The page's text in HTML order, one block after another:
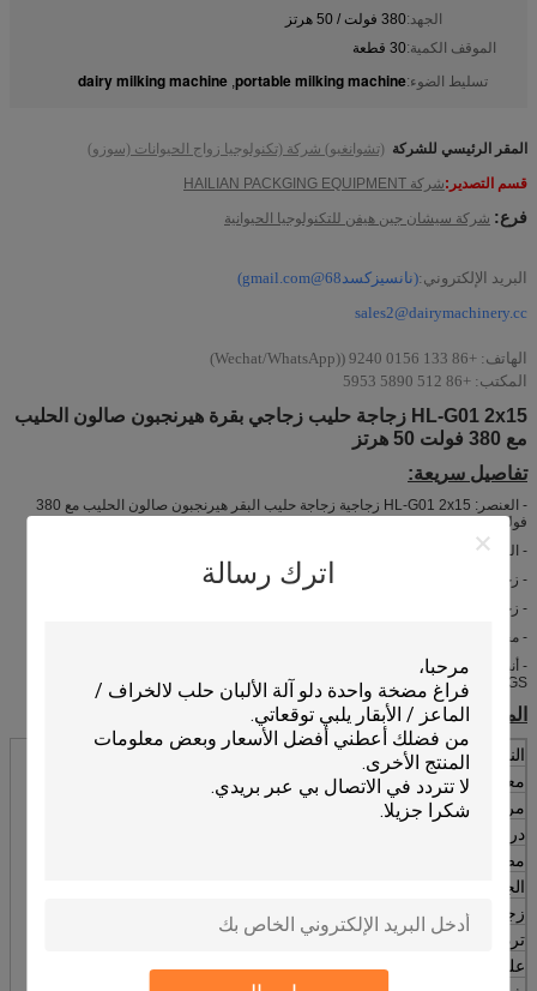
اترك رسالة
الجهد:380 فولت / 50 هرتز
الموقف الكمية:30 قطعة
تسليط الضوء:portable milking machine
,
dairy milking machine
المقر الرئيسي للشركة (تشوانغبو) شركة (تكنولوجيا زواج الحيوانات (سوزو)
قسم التصدير:شركة HAILIAN PACKGING EQUIPMENT
فرع: شركة سيشان جين هيفن للتكنولوجيا الحيوانية
البريد الإلكتروني:(نانسيزكسد68@gmail.com)
sales2@dairymachinery.cc
الهاتف: +86 133 0156 9240 ((Wechat/WhatsApp)
المكتب: +86 512 5890 5953
HL-G01 2x15 زجاجة حليب زجاجي بقرة هيرنجبون صالون الحليب
مع 380 فولت 50 هرتز
تفاصيل سريعة:
- العنصر: HL-G01 2x15 زجاجية زجاجة حليب البقر هيرنجبون صالون الحليب مع 380
فولت 50Hz
- الطاقة: المحرك الكهربائي
- زجاجة الحليب: زجاجة حليب زجاجية بقوة 28 لتر
- زجاجة حليب كمية: 30 قطعة
- مجموعة كأس الحليب: مجموعة كأس حليب البقر / مجموعة مجموعة الحليب
- أنبوب الحليب: مصنوع من مواد ذات جودة غذائية، مواد مطاطية،معتمدة من قبل شهادة
SGS؛
المواصفات:
النموذج
HL-G01
معدل النبض
60:40
مرات النبض
60-80 مرة في الدقيقة
درجة الفراغ
مضخة الفراغ
الجهد
زجاجة حليب
تردد النبض
60:40
علبة الطائرات
30 مجموعة